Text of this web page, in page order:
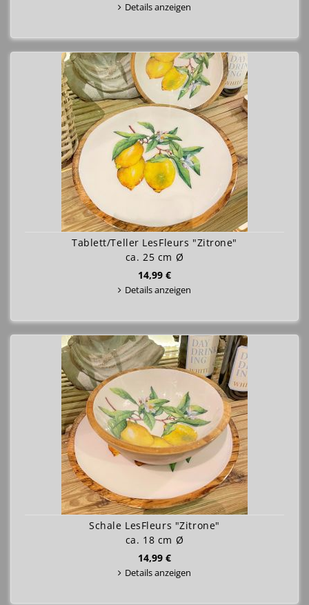
Details anzeigen
Tablett/Teller LesFleurs "Zitrone"
ca. 25 cm Ø
14,99 €
Details anzeigen
Schale LesFleurs "Zitrone"
ca. 18 cm Ø
14,99 €
Details anzeigen